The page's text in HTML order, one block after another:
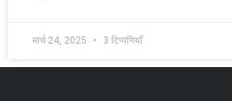
मार्च 24, 2025 3 टिप्पणियाँ